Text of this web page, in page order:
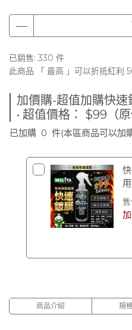
已銷售: 330 件
此商品 「 最高 」可以折抵紅利
加價購-超值加購快速
• 超值價格： $99（
已加購 0 件(本區商品可以加
商品介紹 規